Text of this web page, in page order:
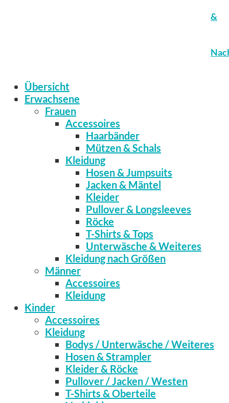
&
Übersicht
Erwachsene
Frauen
Accessoires
Haarbänder
Mützen & Schals
Kleidung
Hosen & Jumpsuits
Jacken & Mäntel
Kleider
Pullover & Longsleeves
Röcke
T-Shirts & Tops
Unterwäsche & Weiteres
Kleidung nach Größen
Männer
Accessoires
Kleidung
Kinder
Accessoires
Kleidung
Bodys / Unterwäsche / Weiteres
Hosen & Strampler
Kleider & Röcke
Pullover / Jacken / Westen
T-Shirts & Oberteile